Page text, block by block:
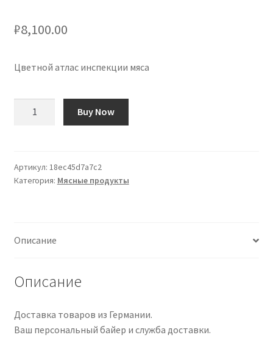
₽8,100.00
Цветной атлас инспекции мяса
Atlas
of
Buy Now
Артикул: 18ec45d7a7c2
Категория: Мясные продукты
Описание
Описание
Доставка товаров из Германии.
Ваш персональный байер и служба доставки.